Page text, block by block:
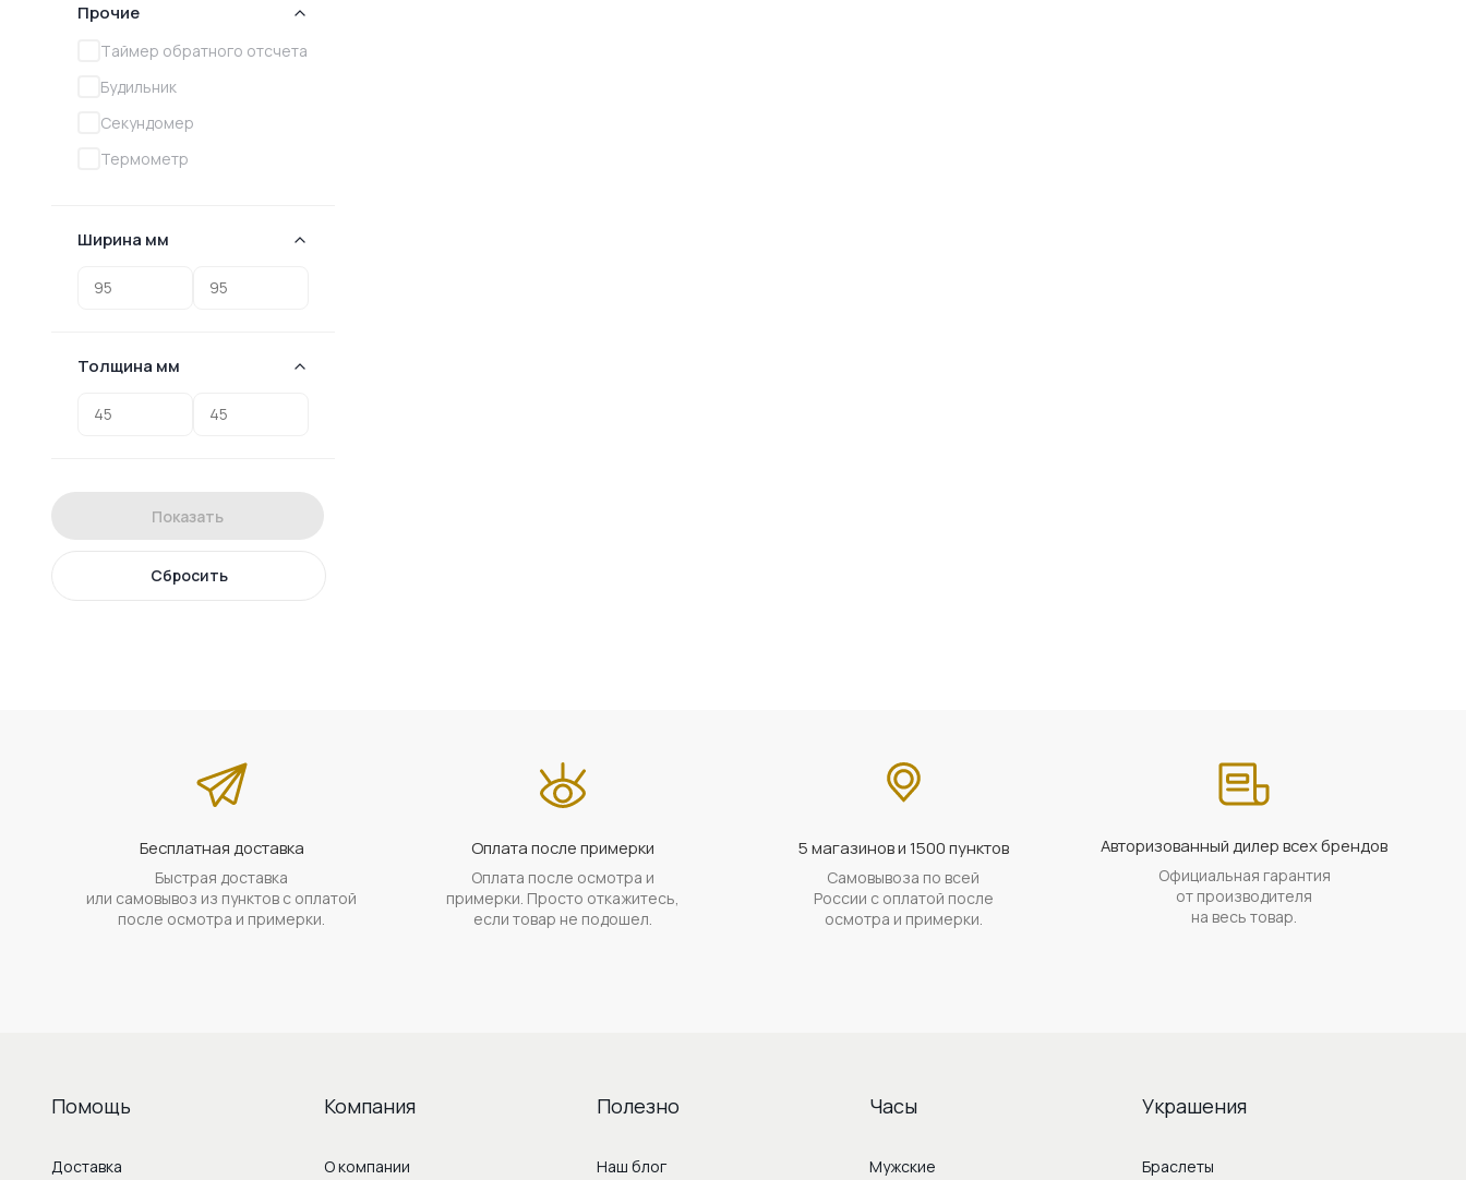
Прочие
Tаймер обратного отсчета
Будильник
Секундомер
Термометр
Ширина мм
Толщина мм
Показать
Сбросить
Бесплатная доставка
Быстрая доставка
или самовывоз из пунктов с оплатой
после осмотра и примерки.
Оплата после примерки
Оплата после осмотра и
примерки. Просто откажитесь,
если товар не подошел.
5 магазинов и 1500 пунктов
Самовывоза по всей
России с оплатой после
осмотра и примерки.
Авторизованный дилер всех брендов
Официальная гарантия
от производителя
на весь товар.
Помощь
Доставка
Компания
О компании
Полезно
Наш блог
Часы
Мужские
Украшения
Браслеты